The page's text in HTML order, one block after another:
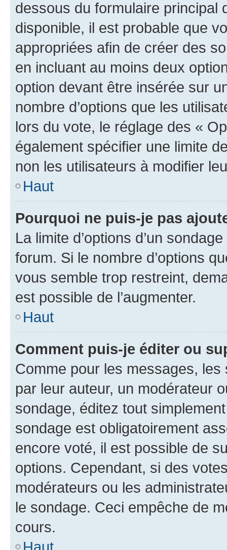
dessous du formulaire principal
disponible, il est probable que
appropriées afin de créer des
en incluant au moins deux
option devant être insérée sur
nombre d’options que les
lors du vote, le réglage des «
également spécifier une limite
non les utilisateurs à modifier
Haut
Pourquoi ne puis-je pas
La limite d’options d’un
forum. Si le nombre d’options
vous semble trop restreint,
est possible de l’augmenter.
Haut
Comment puis-je éditer ou
Comme pour les messages,
par leur auteur, un modérateur
sondage, éditez tout
sondage est obligatoirement
encore voté, il est possible de
options. Cependant, si des
modérateurs ou les
le sondage. Ceci empêche de
cours.
Haut